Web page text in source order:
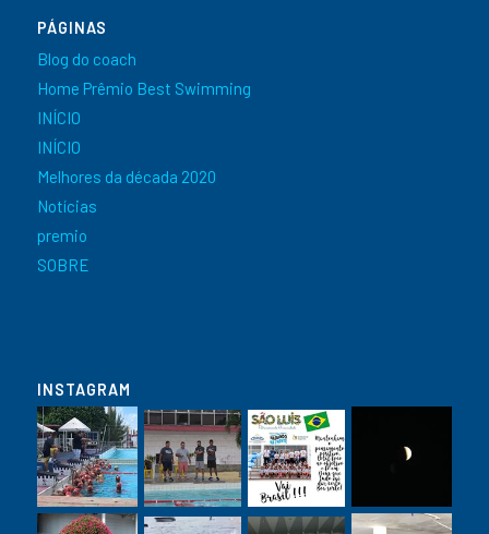
PÁGINAS
Blog do coach
Home Prêmio Best Swimming
INÍCIO
INÍCIO
Melhores da década 2020
Notícias
premio
SOBRE
INSTAGRAM